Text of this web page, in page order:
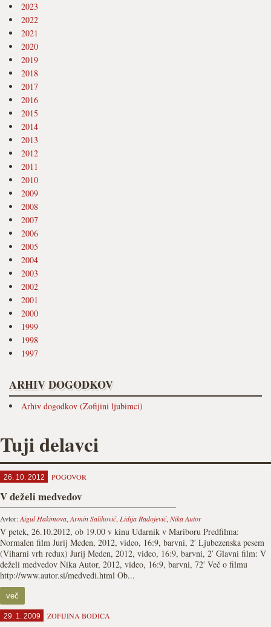
2023
2022
2021
2020
2019
2018
2017
2016
2015
2014
2013
2012
2011
2010
2009
2008
2007
2006
2005
2004
2003
2002
2001
2000
1999
1998
1997
ARHIV DOGODKOV
Arhiv dogodkov (Zofijini ljubimci)
Tuji delavci
26. 10. 2012 POGOVOR
V deželi medvedov
Avtor:Aigul Hakimova, Armin Salihović, Lidija Radojević, Nika Autor
V petek, 26.10.2012, ob 19.00 v kinu Udarnik v Mariboru Predfilma:
Normalen film Jurij Meden, 2012, video, 16:9, barvni, 2′ Ljubezenska pesem
(Viharni vrh redux) Jurij Meden, 2012, video, 16:9, barvni, 2′ Glavni film: V
deželi medvedov Nika Autor, 2012, video, 16:9, barvni, 72′ Več o filmu
http://www.autor.si/medvedi.html Ob...
več
29. 1. 2009 ZOFIJINA BODICA